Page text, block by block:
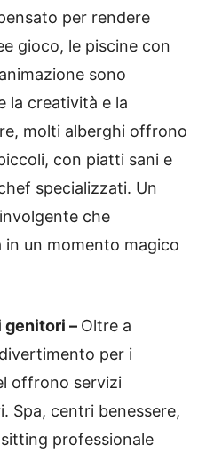
per rendere
gioco, le piscine con
sono
la creatività e la
molti alberghi offrono
con piatti sani e
specializzati. Un
che
un momento magico
genitori – Oltre a
per i
offrono servizi
Spa, centri benessere,
professionale